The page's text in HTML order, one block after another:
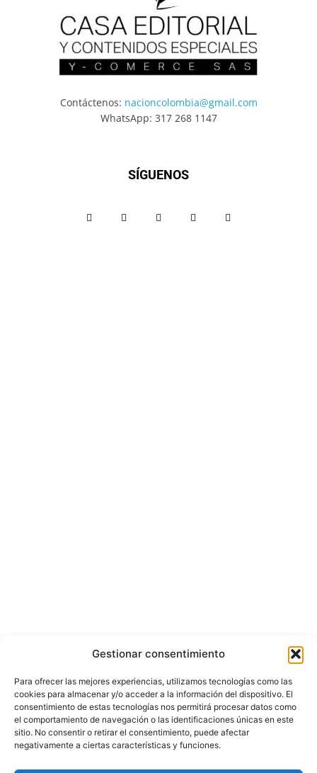
Gestionar consentimiento
Para ofrecer las mejores experiencias, utilizamos tecnologías como las
cookies para almacenar y/o acceder a la información del dispositivo. El
consentimiento de estas tecnologías nos permitirá procesar datos como
el comportamiento de navegación o las identificaciones únicas en este
sitio. No consentir o retirar el consentimiento, puede afectar
negativamente a ciertas características y funciones.
Contáctenos: nacioncolombia@gmail.com
WhatsApp: 317 268 1147
SÍGUENOS